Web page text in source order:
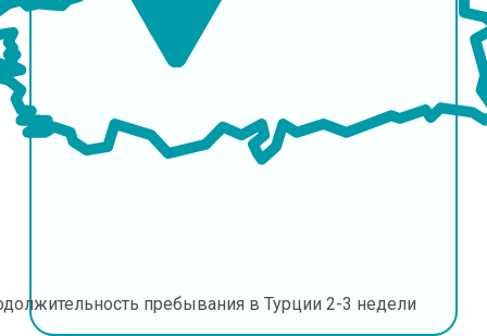
пребывания в Турции 2-3 недели